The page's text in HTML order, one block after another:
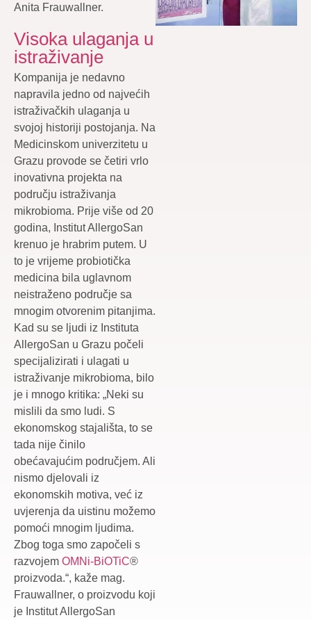
Anita Frauwallner.
Visoka ulaganja u
istraživanje
Kompanija je nedavno
napravila jedno od najvećih
istraživačkih ulaganja u
svojoj historiji postojanja. Na
Medicinskom univerzitetu u
Grazu provode se četiri vrlo
inovativna projekta na
području istraživanja
mikrobioma. Prije više od 20
godina, Institut AllergoSan
krenuo je hrabrim putem. U
to je vrijeme probiotička
medicina bila uglavnom
neistraženo područje sa
mnogim otvorenim pitanjima.
Kad su se ljudi iz Instituta
AllergoSan u Grazu počeli
specijalizirati i ulagati u
istraživanje mikrobioma, bilo
je i mnogo kritika: „Neki su
mislili da smo ludi. S
ekonomskog stajališta, to se
tada nije činilo
obećavajućim područjem. Ali
nismo djelovali iz
ekonomskih motiva, već iz
uvjerenja da uistinu možemo
pomoći mnogim ljudima.
Zbog toga smo započeli s
razvojem OMNi-BiOTiC®
proizvoda.“, kaže mag.
Frauwallner, o proizvodu koji
je Institut AllergoSan